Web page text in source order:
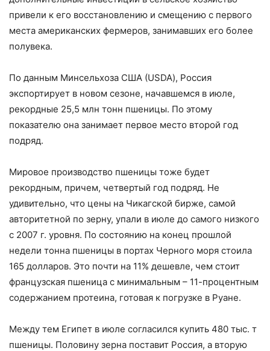
привели к его восстановлению и смещению с первого
места американских фермеров, занимавших его более
полувека.
По данным Минсельхоза США (USDA), Россия
экспортирует в новом сезоне, начавшемся в июле,
рекордные 25,5 млн тонн пшеницы. По этому
показателю она занимает первое место второй год
подряд.
Мировое производство пшеницы тоже будет
рекордным, причем, четвертый год подряд. Не
удивительно, что цены на Чикагской бирже, самой
авторитетной по зерну, упали в июле до самого низкого
с 2007 г. уровня. По состоянию на конец прошлой
недели тонна пшеницы в портах Черного моря стоила
165 долларов. Это почти на 11% дешевле, чем стоит
французская пшеница с минимальным – 11-процентным
содержанием протеина, готовая к погрузке в Руане.
Между тем Египет в июле согласился купить 480 тыс. т
пшеницы. Половину зерна поставит Россия, а вторую